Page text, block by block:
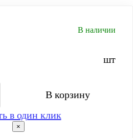
В наличии
шт
В корзину
в один клик
×